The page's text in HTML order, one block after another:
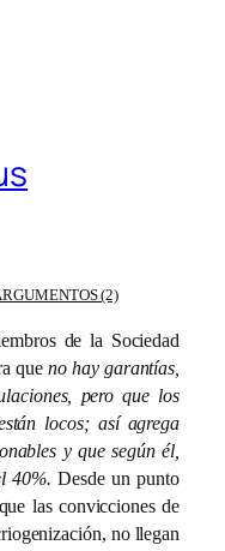
(2)
de la Sociedad
que no hay garantías,
pero que los
locos; así agrega
y que según él,
40%. Desde un punto
las convicciones de
no llegan